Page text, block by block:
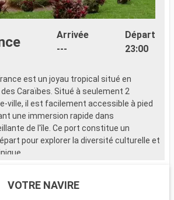
Arrivée
---
Départ
23:00
est un joyau tropical situé en
Caraïbes. Situé à seulement 2
ville, il est facilement accessible à pied
une immersion rapide dans
de l'île. Ce port constitue un
pour explorer la diversité culturelle et
de la Martinique, regorge de sites
VOTRE NAVIRE